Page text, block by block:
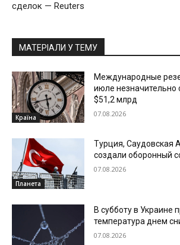
сделок — Reuters
МАТЕРІАЛИ У ТЕМУ
Країна
Международные
июле незначительно
$51,2 млрд
07.08.2026
Планета
Турция, Саудовская
создали оборонный
07.08.2026
В субботу в Украине
температура днем
07.08.2026